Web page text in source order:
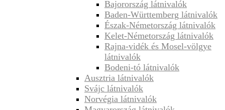
Bajorország látnivalók
Baden-Württemberg látnivalók
Észak-Németország látnivalók
Kelet-Németország látnivalók
Rajna-vidék és Mosel-völgye
látnivalók
Bodeni-tó látnivalók
Ausztria látnivalók
Svájc látnivalók
Norvégia látnivalók